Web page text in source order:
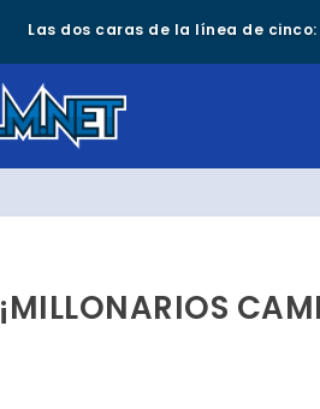
Las dos caras de la línea de
¡MILLONARIOS